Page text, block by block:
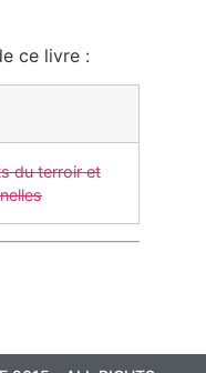
ce livre :
du terroir et